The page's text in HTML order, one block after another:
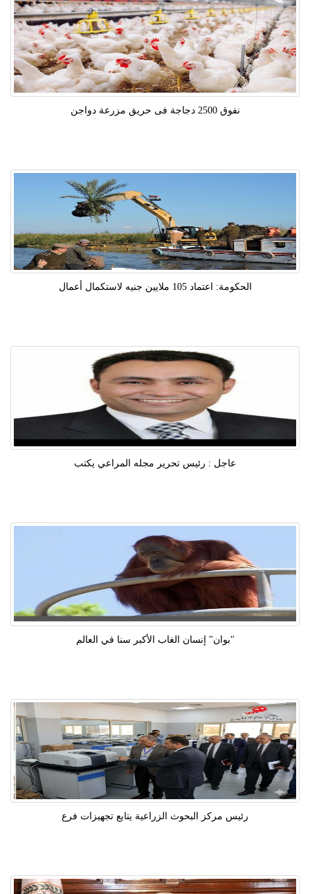
نفوق 2500 دجاجة فى حريق مزرعة دواجن
الحكومة: اعتماد 105 ملايين جنيه لاستكمال أعمال
عاجل : رئيس تحرير مجله المراعي يكتب
"بوان" إنسان الغاب الأكبر سنا في العالم
رئيس مركز البحوث الزراعية يتابع تجهيزات فرع